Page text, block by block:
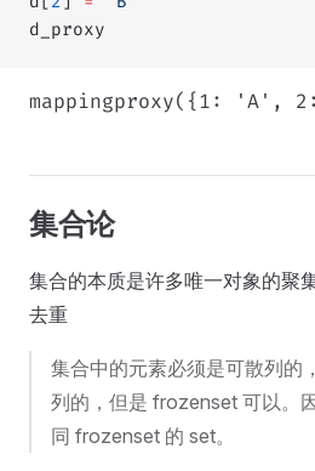
d_proxy
mappingproxy({1: 'A',
集合论
集合的本质是许多唯一对象的聚
去重
集合中的元素必须是可散列的
列的，但是 frozenset 可以。
同 frozenset 的 set。